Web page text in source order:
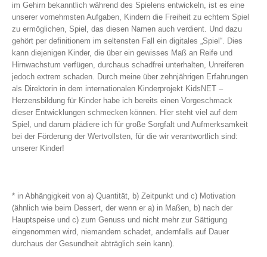
im Gehirn bekanntlich während des Spielens entwickeln, ist es eine
unserer vornehmsten Aufgaben, Kindern die Freiheit zu echtem Spiel
zu ermöglichen, Spiel, das diesen Namen auch verdient. Und dazu
gehört per definitionem im seltensten Fall ein digitales „Spiel“. Dies
kann diejenigen Kinder, die über ein gewisses Maß an Reife und
Hirnwachstum verfügen, durchaus schadfrei unterhalten, Unreiferen
jedoch extrem schaden. Durch meine über zehnjährigen Erfahrungen
als Direktorin in dem internationalen Kinderprojekt KidsNET –
Herzensbildung für Kinder habe ich bereits einen Vorgeschmack
dieser Entwicklungen schmecken können. Hier steht viel auf dem
Spiel, und darum plädiere ich für große Sorgfalt und Aufmerksamkeit
bei der Förderung der Wertvollsten, für die wir verantwortlich sind:
unserer Kinder!
* in Abhängigkeit von a) Quantität, b) Zeitpunkt und c) Motivation
(ähnlich wie beim Dessert, der wenn er a) in Maßen, b) nach der
Hauptspeise und c) zum Genuss und nicht mehr zur Sättigung
eingenommen wird, niemandem schadet, andernfalls auf Dauer
durchaus der Gesundheit abträglich sein kann).